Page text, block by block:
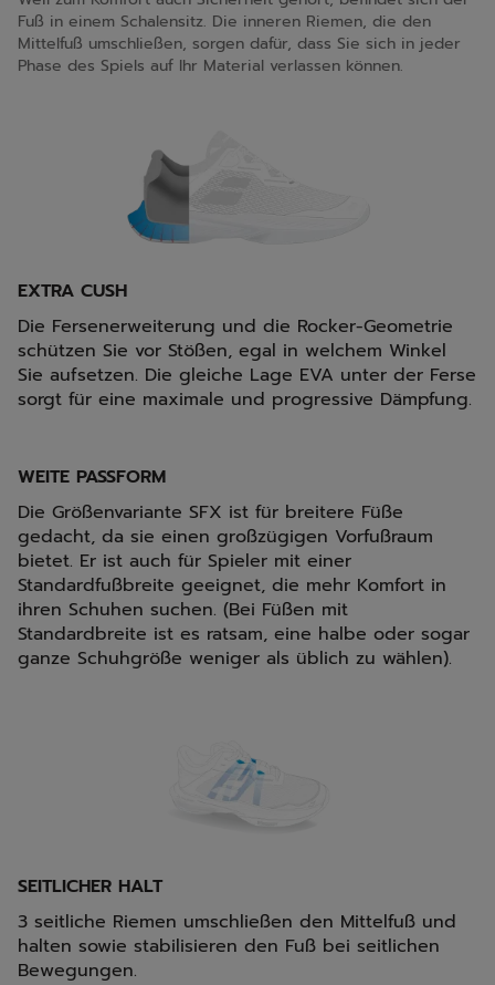
Fuß in einem Schalensitz. Die inneren Riemen, die den
Mittelfuß umschließen, sorgen dafür, dass Sie sich in jeder
Phase des Spiels auf Ihr Material verlassen können.
EXTRA CUSH
Die Fersenerweiterung und die Rocker-Geometrie
schützen Sie vor Stößen, egal in welchem Winkel
Sie aufsetzen. Die gleiche Lage EVA unter der Ferse
sorgt für eine maximale und progressive Dämpfung.
WEITE PASSFORM
Die Größenvariante SFX ist für breitere Füße
gedacht, da sie einen großzügigen Vorfußraum
bietet. Er ist auch für Spieler mit einer
Standardfußbreite geeignet, die mehr Komfort in
ihren Schuhen suchen. (Bei Füßen mit
Standardbreite ist es ratsam, eine halbe oder sogar
ganze Schuhgröße weniger als üblich zu wählen).
SEITLICHER HALT
3 seitliche Riemen umschließen den Mittelfuß und
halten sowie stabilisieren den Fuß bei seitlichen
Bewegungen.